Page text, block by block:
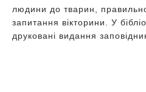
людини до тварин,
запитання вікторини. У
друковані видання